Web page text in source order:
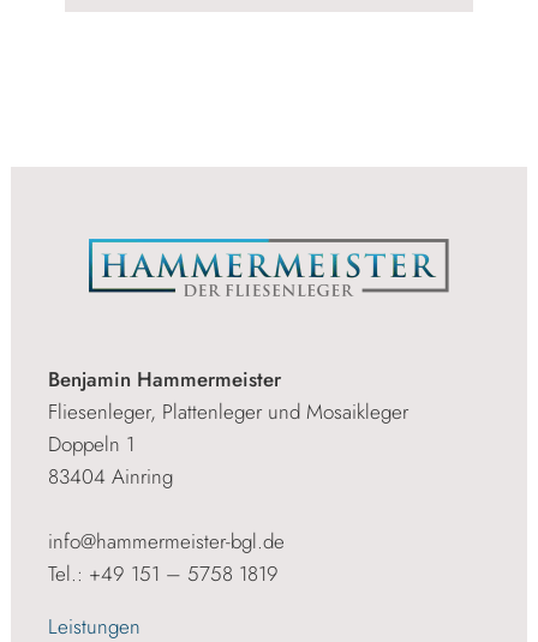
Benjamin Hammermeister
Fliesenleger, Plattenleger und Mosaikleger
Doppeln 1
83404 Ainring
info@hammermeister-bgl.de
Tel.: +49 151 – 5758 1819
Leistungen